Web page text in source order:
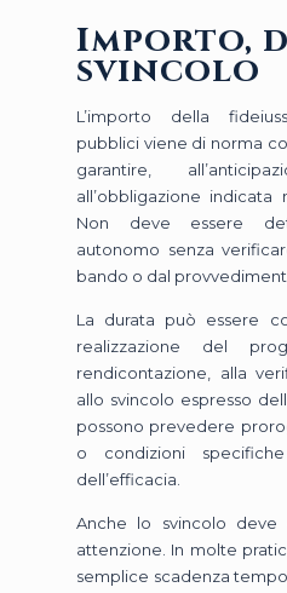
Importo,
svincolo
L’importo della
pubblici viene di norma
garantire,
all’obbligazione indicata
Non deve essere
autonomo senza
bando o dal
La durata può essere
realizzazione del
rendicontazione, alla
allo svincolo espresso
possono prevedere
o condizioni
dell’efficacia.
Anche lo svincolo deve
attenzione. In molte
semplice scadenza